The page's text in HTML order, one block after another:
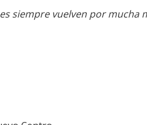
siempre vuelven por mucha